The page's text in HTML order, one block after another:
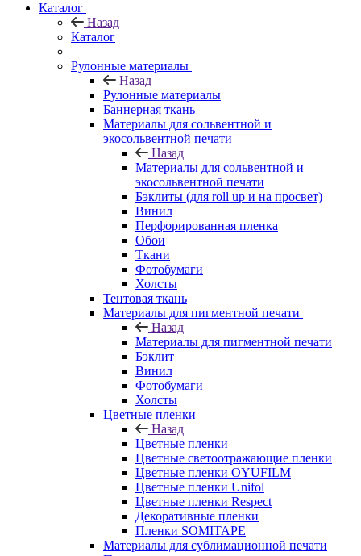
Каталог
Назад
Каталог
Рулонные материалы
Назад
Рулонные материалы
Баннерная ткань
Материалы для сольвентной и
экосольвентной печати
Назад
Материалы для сольвентной и
экосольвентной печати
Бэклиты (для roll up и на просвет)
Винил
Перфорированная пленка
Обои
Ткани
Фотобумаги
Холсты
Тентовая ткань
Материалы для пигментной печати
Назад
Материалы для пигментной печати
Бэклит
Винил
Фотобумаги
Холсты
Цветные пленки
Назад
Цветные пленки
Цветные светоотражающие пленки
Цветные пленки OYUFILM
Цветные пленки Unifol
Цветные пленки Respect
Декоративные пленки
Пленки SOMITAPE
Материалы для сублимационной печати